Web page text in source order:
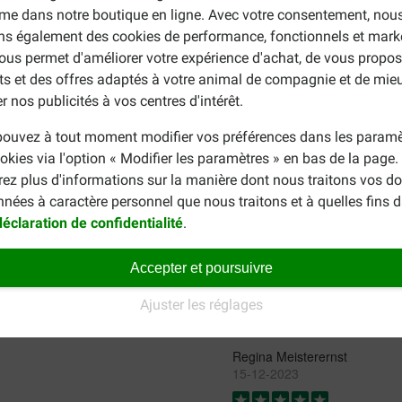
dans notre boutique en ligne. Avec votre consentement,
également des cookies de performance, fonctionnels et
permet d'améliorer votre expérience d'achat, de vous
et des offres adaptés à votre animal de compagnie et de
nos publicités à vos centres d'intérêt.
à tout moment modifier vos préférences dans les
via l'option « Modifier les paramètres » en bas de la page.
plus d'informations sur la manière dont nous traitons vos
à caractère personnel que nous traitons et à quelles fins
de confidentialité.
Accepter et poursuivre
Ajuster les réglages
empfindlichen Magen
Jan
07-05-2026
Hond vindt ze heerlijk, wel
Translate to English
Silhouette Benelux tav katia
Mijn hondje is er verzot op!
Translate to English
Regina Meisterernst
15-12-2023